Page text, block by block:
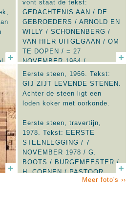
vont staat de tekst:
GEDACHTENIS AAN / DE
GEBROEDERS / ARNOLD EN
WILLY / SCHONENBERG /
VAN HIER UITGEGAAN / OM
TE DOPEN / = 27
NOVEMBER 1964 /
BAFWASENDE CONGO. De
beide broers waren uit
Swalmen geboortige
missionarissen.
Eerste steen, 1966. Tekst:
GIJ ZIJT LEVENDE STENEN.
Achter de steen ligt een
loden koker met oorkonde.
Eerste steen, travertijn,
1978. Tekst: EERSTE
STEENLEGGING / 7
NOVEMBER 1978 / G.
BOOTS / BURGEMEESTER /
H. COENEN / PASTOOR.
Naast de ingang van deMeer foto's ››